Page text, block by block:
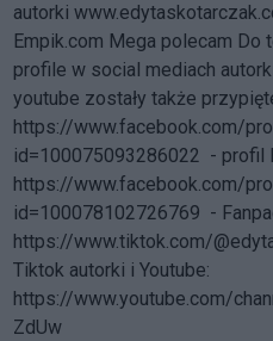
autorki
Empik.com Mega polecam Do
profile w social mediach
youtube zostały także
https://www.facebook.com/
id=100075093286022 - profil
https://www.facebook.com/
id=100078102726769 -
https://www.tiktok.com/
Tiktok autorki i Youtube:
https://www.youtube.com/
ZdUw